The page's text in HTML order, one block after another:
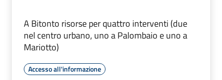
A Bitonto risorse per quattro interventi (due
nel centro urbano, uno a Palombaio e uno a
Mariotto)
Accesso all'informazione